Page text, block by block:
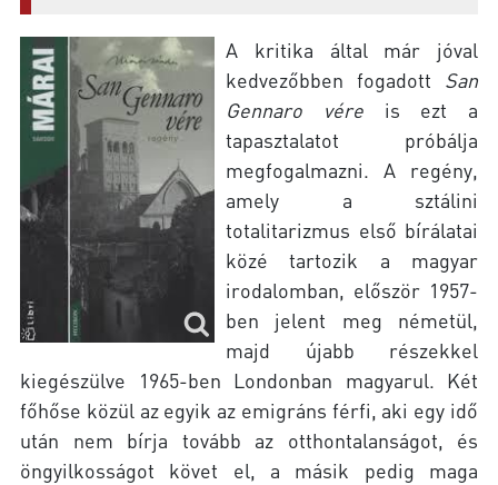
A kritika által már jóval
kedvezőbben fogadott San
Gennaro véreis ezt a
tapasztalatot próbálja
megfogalmazni. A regény,
amely a sztálini
totalitarizmus első bírálatai
közé tartozik a magyar
irodalomban, először 1957-
ben jelent meg németül,
majd újabb részekkel
kiegészülve 1965-ben Londonban magyarul. Két
főhőse közül az egyik az emigráns férfi, aki egy idő
után nem bírja tovább az otthontalanságot, és
öngyilkosságot követ el, a másik pedig maga